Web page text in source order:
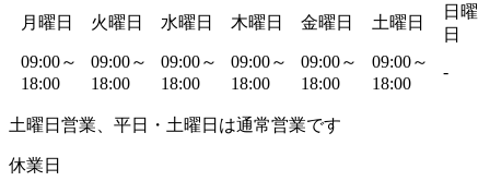
月曜日
火曜日 水曜日 木曜日 金曜日 土曜日
日曜
日
09:00～
18:00
09:00～
18:00
09:00～
18:00
09:00～
18:00
09:00～
18:00
09:00～
18:00
-
土曜日営業、平日・土曜日は通常営業です
休業日